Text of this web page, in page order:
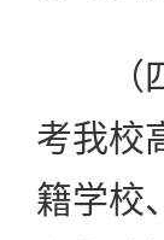
（四
考我校
籍学校